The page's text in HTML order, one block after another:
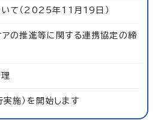
て（2025年11月19日）
アの推進等に関する連携協定の締
施）を開始します